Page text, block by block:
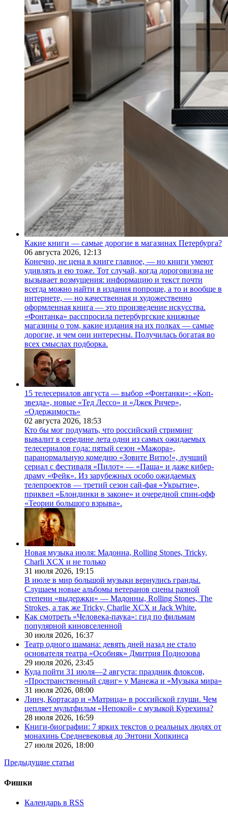
Какие книги — самые дорогие в магазинах Петербурга?
06 августа 2026, 12:13
Конечно, не цена в книге главное, — но книги умеют
удивлять и ею тоже. Тот случай, когда дороговизна не
вызывает возмущения: информацию и текст почти
всегда можно найти в издания попроще, а то и вообще в
интернете, — но качественная и художественно
оформленная книга — это произведение искусства.
«Фонтанка» расспросила петербургские книжные
магазины о том, какие издания на их полках — самые
дорогие, и чем они интересны. Получилась богатая во
всех смыслах подборка.
15 телесериалов августа — выбор «Фонтанки»: «Коп-
звезда», новые «Тед Лессо» и «Джек Ричер»,
«Одержимость»
02 августа 2026, 18:53
Кто бы мог подумать, что российский стриминг
вывалит в середине лета одни из самых ожидаемых
телесериалов года: пятый сезон «Мажора»,
паранормальную комедию «Зовите Витю!», лучший
сериал с фестиваля «Пилот» — «Паша» и даже кибер-
драму «Фейк». Из зарубежных особо ожидаемых
телепроектов — третий сезон сай-фая «Укрытие»,
приквел «Блондинки в законе» и очередной спин-офф
«Теории большого взрыва».
Новая музыка июля: Мадонна, Rolling Stones, Tricky,
Charli XCX и не только
31 июля 2026, 19:15
В июле в мир большой музыки вернулись гранды.
Слушаем новые альбомы ветеранов сцены разной
степени «выдержки» — Мадонны, Rolling Stones, The
Strokes, а так же Tricky, Charlie XCX и Jack White.
Как смотреть «Человека-паука»: гид по фильмам
популярной киновселенной
30 июля 2026, 16:37
Театр одного шамана: девять дней назад не стало
основателя театра «Особняк» Дмитрия Поднозова
29 июля 2026, 23:45
Куда пойти 31 июля—2 августа: праздник флоксов,
«Пространственный сдвиг» у Манежа и «Музыка мира»
31 июля 2026, 08:00
Линч, Кортасар и «Матрица» в российской глуши. Чем
цепляет мультфильм «Непокой» с музыкой Курехина?
28 июля 2026, 16:59
Книги-биографии: 7 ярких текстов о реальных людях от
монахинь Средневековья до Энтони Хопкинса
27 июля 2026, 18:00
Предыдущие статьи
Фишки
Календарь в RSS